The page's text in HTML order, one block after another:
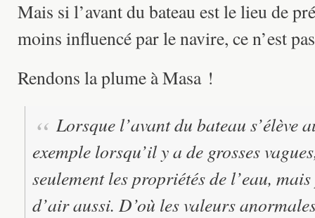
Mais si l’avant du bateau est le lieu de
moins influencé par le navire, ce n’est
Rendons la plume à Masa !
Lorsque l’avant du bateau s’élève
exemple lorsqu’il y a de grosses
seulement les propriétés de l’eau,
d’air aussi. D’où les valeurs